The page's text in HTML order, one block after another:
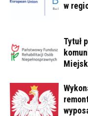
w
Tytuł